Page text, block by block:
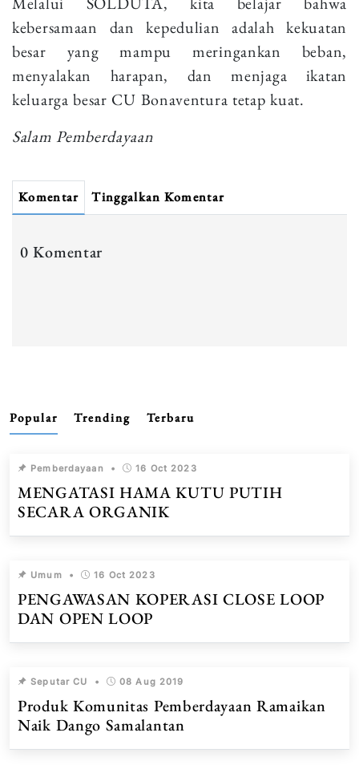
kebersamaan dan kepedulian adalah kekuatan
besar yang mampu meringankan beban,
menyalakan harapan, dan menjaga ikatan
keluarga besar CU Bonaventura tetap kuat.
Salam Pemberdayaan
Komentar Tinggalkan Komentar
0 Komentar
Popular Trending Terbaru
Pemberdayaan • 16 Oct 2023
MENGATASI HAMA KUTU PUTIH
SECARA ORGANIK
Umum • 16 Oct 2023
PENGAWASAN KOPERASI CLOSE LOOP
DAN OPEN LOOP
Seputar CU • 08 Aug 2019
Produk Komunitas Pemberdayaan Ramaikan
Naik Dango Samalantan